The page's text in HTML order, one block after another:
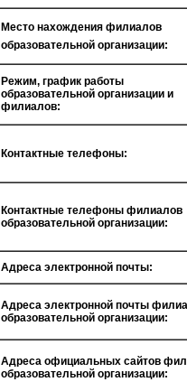
Место нахождения филиалов
образовательной организации:
Режим, график работы
образовательной организации и
филиалов:
Контактные телефоны:
Контактные телефоны филиалов
образовательной организации:
Адреса электронной почты:
Адреса электронной почты
образовательной организации:
Адреса официальных сайтов
образовательной организации: